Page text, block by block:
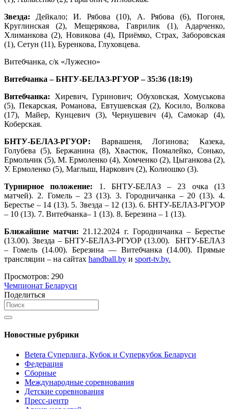
Звезда: Дейкало; И. Рябова (10), А. Рябова (6), Погоня,
Круглинская (2), Мещерякова, Гаврилик (1), Адарченко,
Хлиманкова (2), Новикова (4), Приёмко, Страх, Заборовская
(1), Сетун (11), Буренкова, Глуховцева.
Витебчанка, с/к «Лужесно»
Витебчанка – БНТУ-БЕЛАЗ-РГУОР – 35:36 (18:19)
Витебчанка: Хиревич, Гуринович; Обуховская, Хомуськова
(5), Пекарская, Романова, Евтушевская (2), Косило, Волкова
(17), Майер, Кунцевич (3), Чернушевич (4), Самокар (4),
Коберская.
БНТУ-БЕЛАЗ-РГУОР: Варвашеня, Логинова; Казека,
Голубева (5), Бержанина (8), Хвастюк, Помалейко, Сонько,
Ермольчик (5), М. Ермоленко (4), Хомченко (2), Цыганкова (2),
У. Ермоленко (5), Маглыш, Наркович (2), Колиошко (3).
Турнирное положение: 1. БНТУ-БЕЛАЗ – 23 очка (13
матчей). 2. Гомель – 23 (13). 3. Городничанка – 20 (13). 4.
Берестье – 14 (13). 5. Звезда – 12 (13). 6. БНТУ-БЕЛАЗ-РГУОР
– 10 (13). 7. Витебчанка– 1 (13). 8. Березина – 1 (13).
Ближайшие матчи: 21.12.2024 г. Городничанка – Берестье
(13.00). Звезда – БНТУ-БЕЛАЗ-РГУОР (13.00). БНТУ-БЕЛАЗ
– Гомель (14.00). Березина — Витебчанка (14.00). Прямые
трансляции – на сайтах handball.by и sport-tv.by.
Просмотров: 290
Чемпионат Беларуси
Поделиться
Новостные рубрики
Betera Суперлига, Кубок и Суперкубок Беларуси
Федерация
Сборные
Международные соревнования
Детские соревнования
Пресс-центр